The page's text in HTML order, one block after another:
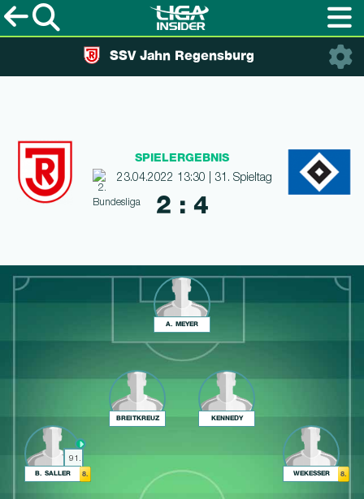
SSV Jahn Regensburg
SPIELERGEBNIS
23.04.2022 13:30 | 31. Spieltag
2 : 4
A. MEYER
BREITKREUZ KENNEDY
91.
B. SALLER 8. WEKESSER 8.